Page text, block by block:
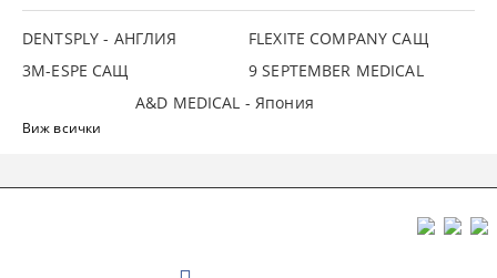
DENTSPLY - АНГЛИЯ
FLEXITE COMPANY САЩ
3М-ESPE САЩ
9 SEPTEMBER MEDICAL
A&D MEDICAL - Япония
Виж всички